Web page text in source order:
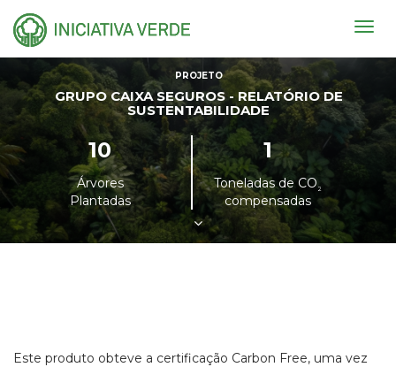
PROJETO
GRUPO CAIXA SEGUROS - RELATÓRIO DE
SUSTENTABILIDADE
10
Árvores
Plantadas
1
Toneladas de CO²
compensadas
Este produto obteve a certificação Carbon Free, uma vez